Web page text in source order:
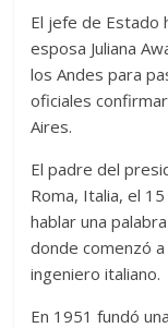
El jefe de Estado
esposa Juliana
los Andes para
oficiales
Aires.
El padre del
Roma, Italia, el
hablar una
donde comenzó
ingeniero italiano.
En 1951 fundó